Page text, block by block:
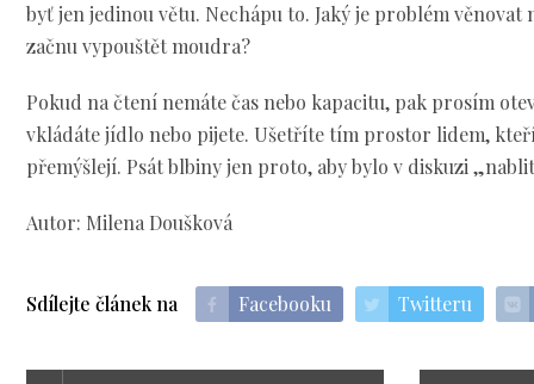
byť jen jedinou větu. Nechápu to. Jaký je problém věnovat
začnu vypouštět moudra?
Pokud na čtení nemáte čas nebo kapacitu, pak prosím
vkládáte jídlo nebo pijete. Ušetříte tím prostor lidem,
přemýšlejí. Psát blbiny jen proto, aby bylo v diskuzi
Autor: Milena Doušková
Sdílejte článek na Facebooku Twitteru